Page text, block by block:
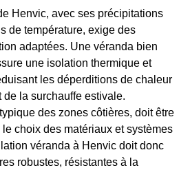
Henvic, avec ses précipitations
de température, exige des
adaptées. Une véranda bien
une isolation thermique et
les déperditions de chaleur
la surchauffe estivale.
des zones côtières, doit être
choix des matériaux et systèmes
véranda à Henvic doit donc
robustes, résistantes à la